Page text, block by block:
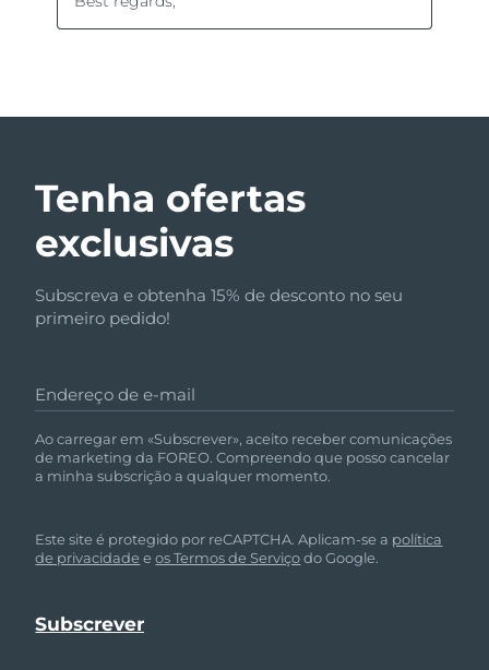
Tenha ofertas
exclusivas
Subscreva e obtenha 15% de desconto no seu
primeiro pedido!
Endereço de e-mail
Ao carregar em «Subscrever», aceito receber comunicações
de marketing da FOREO. Compreendo que posso cancelar
a minha subscrição a qualquer momento.
Este site é protegido por reCAPTCHA. Aplicam-se a política
de privacidade eos Termos de Serviçodo Google.